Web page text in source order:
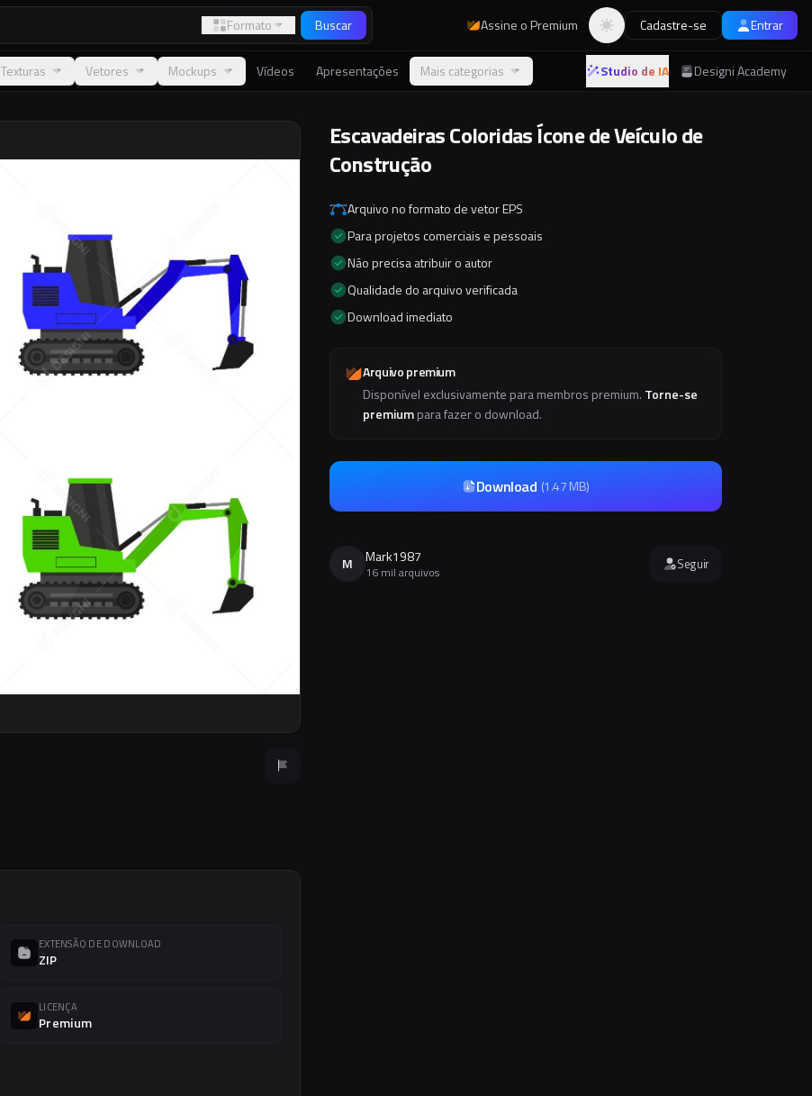
Formato Buscar Assine o Premium Alternar tema
Cadastre-se Entrar
Texturas Vetores Mockups Vídeos Apresentações Mais categorias Studio de IA Designi Academy
EXTENSÃO DE DOWNLOAD
ZIP
LICENÇA
Premium
Escavadeiras Coloridas Ícone de Veículo de
Construção
Arquivo no formato de vetor EPS
Para projetos comerciais e pessoais
Não precisa atribuir o autor
Qualidade do arquivo verificada
Download imediato
Arquivo premium
Disponível exclusivamente para membros premium. Torne-se
premiumpara fazer o download.
Download (1.47 MB)
M Mark1987
16 mil arquivos Seguir